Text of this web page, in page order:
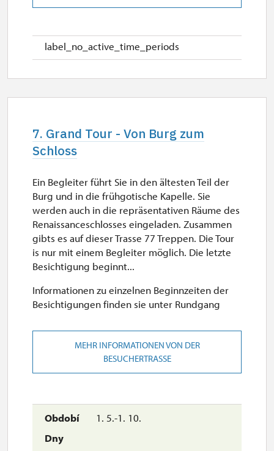
26. 12.-31. 12.
Mo, Di, Mi, Do, Sa, So
label_no_active_time_periods
7. Grand Tour - Von Burg zum
Schloss
1. 5.-1. 10.
Ein Begleiter führt Sie in den ältesten Teil der
Burg und in die frühgotische Kapelle. Sie
werden auch in die repräsentativen Räume des
Renaissanceschlosses eingeladen. Zusammen
gibts es auf dieser Trasse 77 Treppen. Die Tour
is nur mit einem Begleiter möglich. Die letzte
Besichtigung beginnt...
Informationen zu einzelnen Beginnzeiten der
Besichtigungen finden sie unter Rundgang
MEHR INFORMATIONEN VON DER
BESUCHERTRASSE